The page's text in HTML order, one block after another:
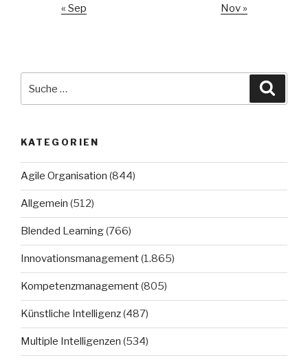
« Sep Nov »
nach:
KATEGORIEN
Agile Organisation (844)
Allgemein (512)
Blended Learning(766)
Innovationsmanagement(1.865)
Kompetenzmanagement(805)
Künstliche Intelligenz(487)
Multiple Intelligenzen (534)